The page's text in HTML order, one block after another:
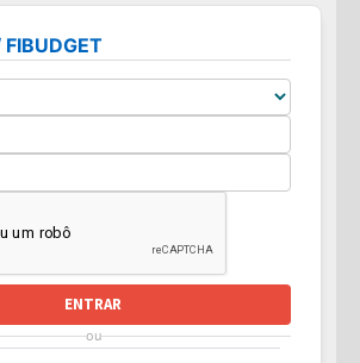
FIBUDGET
ENTRAR
ou